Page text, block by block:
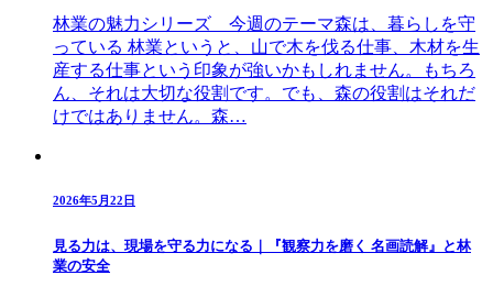
林業の魅力シリーズ 今週のテーマ森は、暮らしを守
っている 林業というと、山で木を伐る仕事、木材を生
産する仕事という印象が強いかもしれません。もちろ
ん、それは大切な役割です。でも、森の役割はそれだ
けではありません。森…
2026年5月22日
見る力は、現場を守る力になる｜『観察力を磨く 名画読解』と林
業の安全